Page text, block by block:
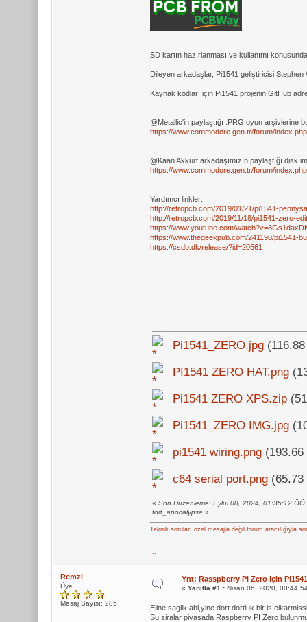
SD kartın hazırlanması ve kullanımı
Dileyen arkadaşlar, Pi1541 geliştiricisi
Kaynak kodları için Pi1541 projenin GitHub
@Metallic'in paylaştığı .PRG oyun arşivlerine
https://www.commodore.gen.tr/forum/
@Kaan Akkurt arkadaşımızın paylaştığı disk
https://www.commodore.gen.tr/forum/
Yardımcı linkler:
http://retropcb.com/2019/01/21/pi1541-
http://retropcb.com/2019/11/18/pi1541-zero-
https://www.youtube.com/
https://www.thegeekpub.com/241190/pi1541-
https://csdb.dk/release/?id=20561
Pi1541_ZERO.jpg
PI1541 ZERO HAT.png
Pi1541 ZERO XPS.zip
Pi1541_ZERO IMG.jpg
pi1541 wiring.png
c64 serial port.png
« Son Düzenleme: Eylül 08, 2024, 01:35:12 ÖÖ
fort_apocalypse »
Teknik soruları özel mesajla değil forum aracılığıyla
...
Remzi
Üye
Mesaj Sayısı: 285
Ynt: Rasspberry Pi Zero için
« Yanıtla #1 :Nisan 06, 2020,
Eline saglik abi,yine dort dortluk bir is
Su siralar piyasada Raspberry PI Zero